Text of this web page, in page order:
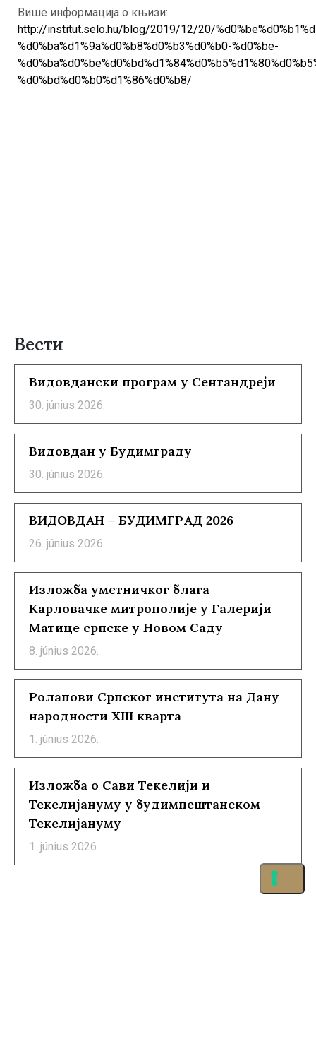
Више информација о књизи:
http://institut.selo.hu/blog/2019/12/20/
%d0%ba%d1%9a%d0%b8%d0%b3%d0%b0-%d0%be-
%d0%bd%d0%b0%d1%86%d0%b8/
Вести
Видовдански програм у Сентандреји
30. június 2026.
Видовдан у Будимграду
30. június 2026.
ВИДОВДАН – БУДИМГРАД 2026
26. június 2026.
Изложба уметничког блага
Карловачке митрополије у Галерији
Матице српске у Новом Саду
8. június 2026.
Ролапови Српског института на Дану
народности XIII кварта
1. június 2026.
Изложба о Сави Текелији и
Текелијануму у будимпештанском
Текелијануму
1. június 2026.